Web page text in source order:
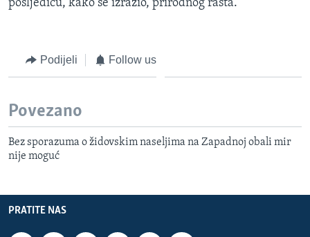
posljedicu, kako se izrazio, prirodnog rasta.
Podijeli Follow us
Povezano
Bez sporazuma o židovskim naseljima na Zapadnoj obali mir
nije moguć
PRATITE NAS